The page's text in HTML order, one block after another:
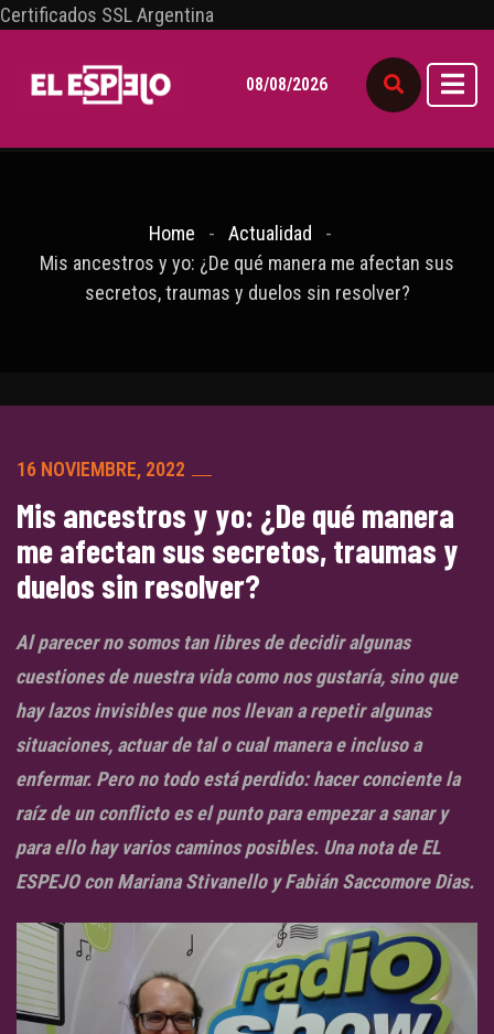
Certificados SSL Argentina
08/08/2026
Home
Actualidad
Mis ancestros y yo: ¿De qué manera me afectan sus
secretos, traumas y duelos sin resolver?
16 NOVIEMBRE, 2022
Mis ancestros y yo: ¿De qué manera
me afectan sus secretos, traumas y
duelos sin resolver?
Al parecer no somos tan libres de decidir algunas
cuestiones de nuestra vida como nos gustaría, sino que
hay lazos invisibles que nos llevan a repetir algunas
situaciones, actuar de tal o cual manera e incluso a
enfermar. Pero no todo está perdido: hacer conciente la
raíz de un conflicto es el punto para empezar a sanar y
para ello hay varios caminos posibles. Una nota de EL
ESPEJO con Mariana Stivanello y Fabián Saccomore Dias.